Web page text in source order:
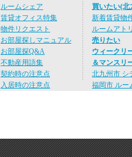
ルームシェア
賃貸オフィス特集
物件リクエスト
お部屋探しマニュアル
お部屋探Q&A
不動産用語集
契約時の注意点
入居時の注意点
買いたい(北
新着賃貸物
ルームアト
売りたい
ウィークリ
＆マンスリ
北九州市 シ
福岡市 ルー